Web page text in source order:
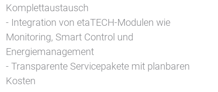
Komplettaustausch
- Integration von etaTECH-Modulen wie
Monitoring, Smart Control und
Energiemanagement
- Transparente Servicepakete mit planbaren
Kosten